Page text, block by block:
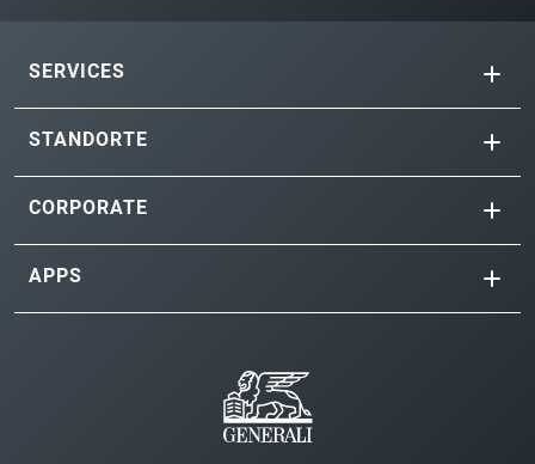
SERVICES
STANDORTE
CORPORATE
APPS